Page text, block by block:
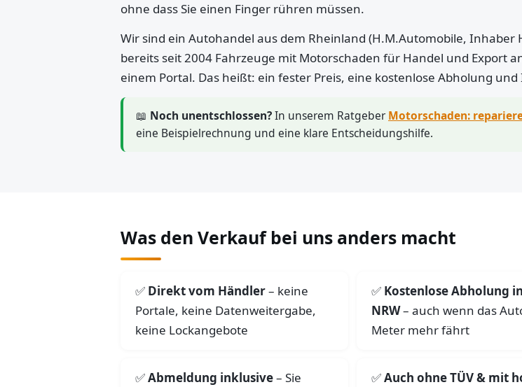
ohne dass Sie einen Finger rühren müssen.
Wir sind ein Autohandel aus dem Rheinland (H.M.Automobile, Inhaber
bereits seit 2004 Fahrzeuge mit Motorschaden für Handel und Export
einem Portal. Das heißt: ein fester Preis, eine kostenlose Abholung
📖 Noch unentschlossen?In unserem Ratgeber Motorschaden:
eine Beispielrechnung und eine klare Entscheidungshilfe.
Was den Verkauf bei uns anders macht
Direkt vom Händler– keine
Portale, keine Datenweitergabe,
keine Lockangebote
Kostenlose Abholung
NRW– auch wenn das
Meter mehr fährt
Abmeldung inklusive– Sie
Auch ohne TÜV & mit